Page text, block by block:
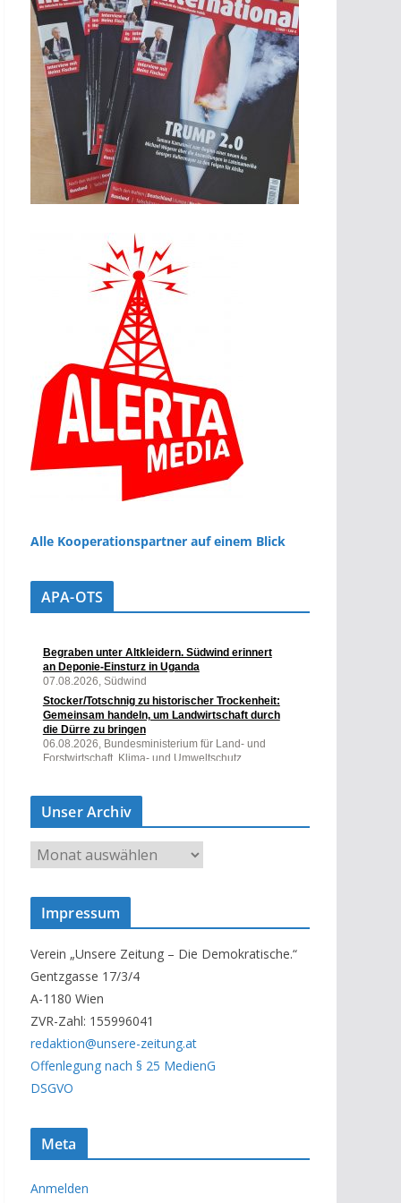
Alle Kooperationspartner auf einem Blick
APA-OTS
Unser Archiv
U
s
A
r
c
h
i
v
Impressum
Verein „Unsere Zeitung – Die Demokratische.“
Gentzgasse 17/3/4
A-1180 Wien
ZVR-Zahl: 155996041
redaktion@unsere-zeitung.at
Offenlegung nach § 25 MedienG
DSGVO
Meta
Anmelden